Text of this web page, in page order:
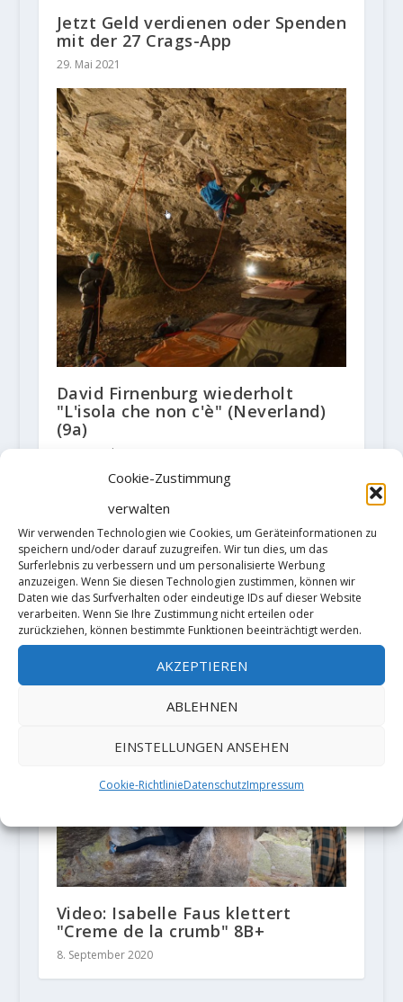
Cookie-Zustimmung
verwalten
Wir verwenden Technologien wie Cookies, um Geräteinformationen zu
speichern und/oder darauf zuzugreifen. Wir tun dies, um das
Surferlebnis zu verbessern und um personalisierte Werbung
anzuzeigen. Wenn Sie diesen Technologien zustimmen, können wir
Daten wie das Surfverhalten oder eindeutige IDs auf dieser Website
verarbeiten. Wenn Sie Ihre Zustimmung nicht erteilen oder
zurückziehen, können bestimmte Funktionen beeinträchtigt werden.
AKZEPTIEREN
ABLEHNEN
EINSTELLUNGEN ANSEHEN
Cookie-RichtlinieDatenschutzImpressum
Jetzt Geld verdienen oder Spenden
mit der 27 Crags-App
29. Mai 2021
David Firnenburg wiederholt
"L'isola che non c'è" (Neverland)
(9a)
15. November 2018
Oso" (Fb 8b+/8c)
Video: Isabelle Faus klettert
"Creme de la crumb" 8B+
8. September 2020